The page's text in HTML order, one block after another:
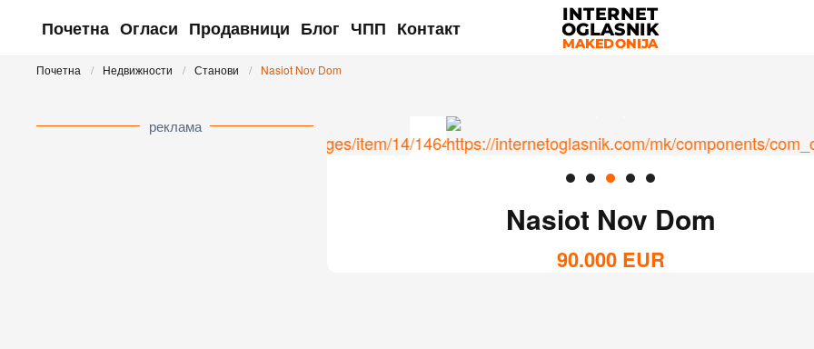
Почетна Огласи Продавници Блог ЧПП Контакт
Почетна Недвижности Станови Nasiot Nov Dom
реклама
Nasiot Nov Dom
90.000 EUR